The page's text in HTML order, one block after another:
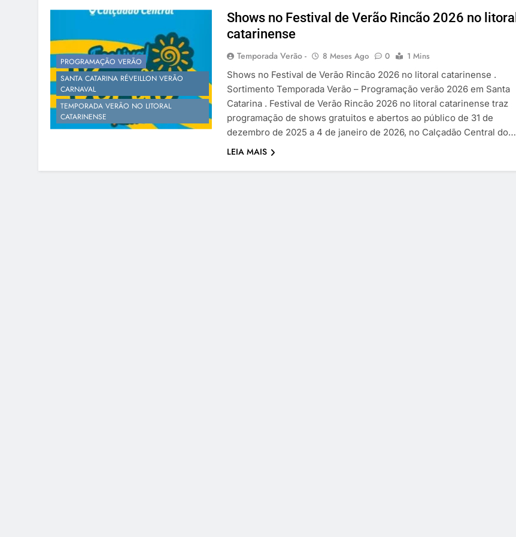
PROGRAMAÇÃO VERÃO
SANTA CATARINA RÉVEILLON VERÃO
CARNAVAL
TEMPORADA VERÃO NO LITORAL
CATARINENSE
Shows no Festival de Verão Rincão 2026 no litoral
catarinense
Temporada Verão - 8 Meses Ago 0
1 Mins
Shows no Festival de Verão Rincão 2026 no litoral catarinense .
Sortimento Temporada Verão – Programação verão 2026 em Santa
Catarina . Festival de Verão Rincão 2026 no litoral catarinense traz
programação de shows gratuitos e abertos ao público de 31 de
dezembro de 2025 a 4 de janeiro de 2026, no Calçadão Central do…
LEIA MAIS